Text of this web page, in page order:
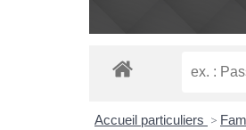
Accueil particuliers >